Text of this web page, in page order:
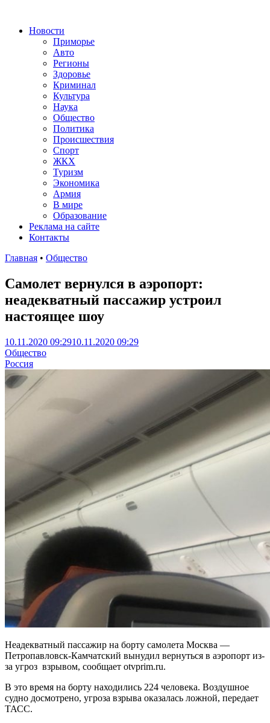
Новости
Приморье
Авто
Регионы
Здоровье
Криминал
Культура
Наука
Общество
Политика
Происшествия
Спорт
ЖКХ
Туризм
Экономика
Армия
В мире
Образование
Реклама на сайте
Контакты
Главная • Общество
Самолет вернулся в аэропорт:
неадекватный пассажир устроил
настоящее шоу
10.11.2020 09:2910.11.2020 09:29
Общество
Россия
Неадекватный пассажир на борту самолета Москва —
Петропавловск-Камчатский вынудил вернуться в аэропорт из-
за угроз взрывом, сообщает otvprim.ru.
В это время на борту находились 224 человека. Воздушное
судно досмотрено, угроза взрыва оказалась ложной, передает
ТАСС.